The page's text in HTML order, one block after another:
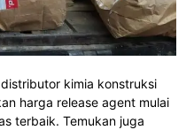
kimia konstruksi
harga release agent mulai
terbaik. Temukan juga